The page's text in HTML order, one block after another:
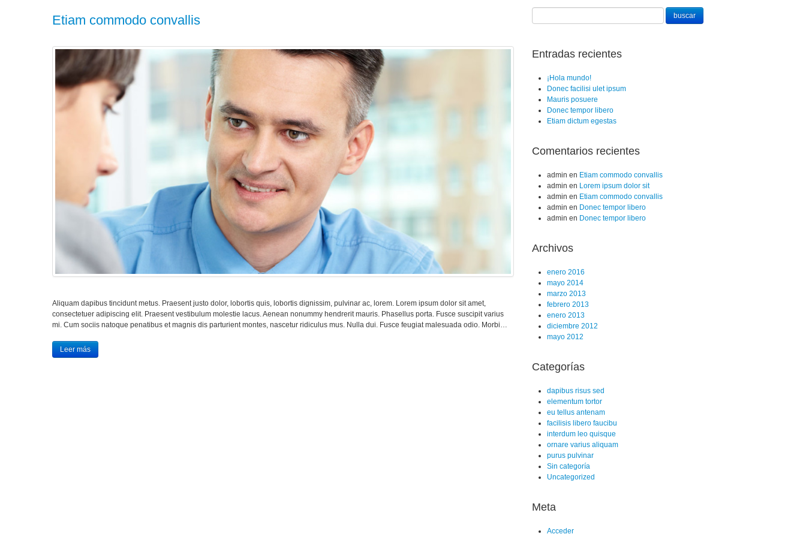
Etiam commodo convallis
Aliquam dapibus tincidunt metus. Praesent justo dolor, lobortis quis, lobortis dignissim, pulvinar ac, lorem. Lorem ipsum dolor sit amet,
consectetuer adipiscing elit. Praesent vestibulum molestie lacus. Aenean nonummy hendrerit mauris. Phasellus porta. Fusce suscipit varius
mi. Cum sociis natoque penatibus et magnis dis parturient montes, nascetur ridiculus mus. Nulla dui. Fusce feugiat malesuada odio. Morbi…
Leer más
Entradas recientes
¡Hola mundo!
Donec facilisi ulet ipsum
Mauris posuere
Donec tempor libero
Etiam dictum egestas
Comentarios recientes
admin en Etiam commodo convallis
admin en Lorem ipsum dolor sit
admin en Etiam commodo convallis
admin en Donec tempor libero
admin en Donec tempor libero
Archivos
enero 2016
mayo 2014
marzo 2013
febrero 2013
enero 2013
diciembre 2012
mayo 2012
Categorías
dapibus risus sed
elementum tortor
eu tellus antenam
facilisis libero faucibu
interdum leo quisque
ornare varius aliquam
purus pulvinar
Sin categoría
Uncategorized
Meta
Acceder